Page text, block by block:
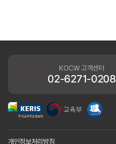
KOCW 고객센터
02-6271-0208
개인정보처리방침